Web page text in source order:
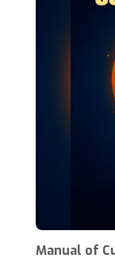
Manual of